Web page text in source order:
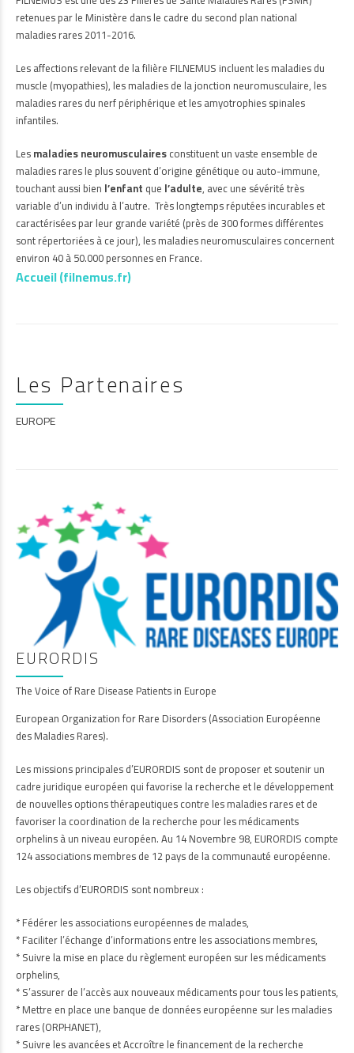
retenues par le Ministère dans le cadre du second plan national
maladies rares 2011-2016.
Les affections relevant de la filière FILNEMUS incluent les maladies du
muscle (myopathies), les maladies de la jonction neuromusculaire, les
maladies rares du nerf périphérique et les amyotrophies spinales
infantiles.
Lesmaladies neuromusculairesconstituent un vaste ensemble de
maladies rares le plus souvent d’origine génétique ou auto-immune,
touchant aussi bien l’enfant que l’adulte, avec une sévérité très
variable d’un individu à l’autre. Très longtemps réputées incurables et
caractérisées par leur grande variété (près de 300 formes différentes
sont répertoriées à ce jour), les maladies neuromusculaires concernent
environ 40 à 50.000 personnes en France.
Accueil (filnemus.fr)
Les Partenaires
EUROPE
EURORDIS
The Voice of Rare Disease Patients in Europe
European Organization for Rare Disorders (Association Européenne
des Maladies Rares).
Les missions principales d’EURORDIS sont de proposer et soutenir un
cadre juridique européen qui favorise la recherche et le développement
de nouvelles options thérapeutiques contre les maladies rares et de
favoriser la coordination de la recherche pour les médicaments
orphelins à un niveau européen. Au 14 Novembre 98, EURORDIS compte
124 associations membres de 12 pays de la communauté européenne.
Les objectifs d’EURORDIS sont nombreux :
* Fédérer les associations européennes de malades,
* Faciliter l’échange d’informations entre les associations membres,
* Suivre la mise en place du règlement européen sur les médicaments
orphelins,
* S’assurer de l’accès aux nouveaux médicaments pour tous les patients,
* Mettre en place une banque de données européenne sur les maladies
rares (ORPHANET),
* Suivre les avancées et Accroître le financement de la recherche